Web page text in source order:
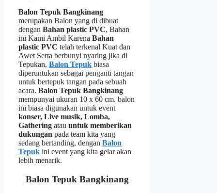
Balon Tepuk Bangkinang
merupakan Balon yang di dibuat
dengan Bahan plastic PVC, Bahan
ini Kami Ambil Karena Bahan
plastic PVC telah terkenal Kuat dan
Awet Serta berbunyi nyaring jika di
Tepukan, Balon Tepuk biasa
diperuntukan sebagai penganti tangan
untuk bertepuk tangan pada sebuah
acara. Balon Tepuk Bangkinang
mempunyai ukuran 10 x 60 cm. balon
ini biasa digunakan untuk event
konser, Live musik, Lomba,
Gathering atau untuk memberikan
dukungan pada team kita yang
sedang bertanding, dengan Balon
Tepuk ini event yang kita gelar akan
lebih menarik.
Balon Tepuk Bangkinang